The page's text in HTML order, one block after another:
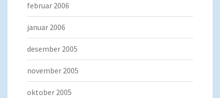
februar 2006
januar 2006
desember 2005
november 2005
oktober 2005